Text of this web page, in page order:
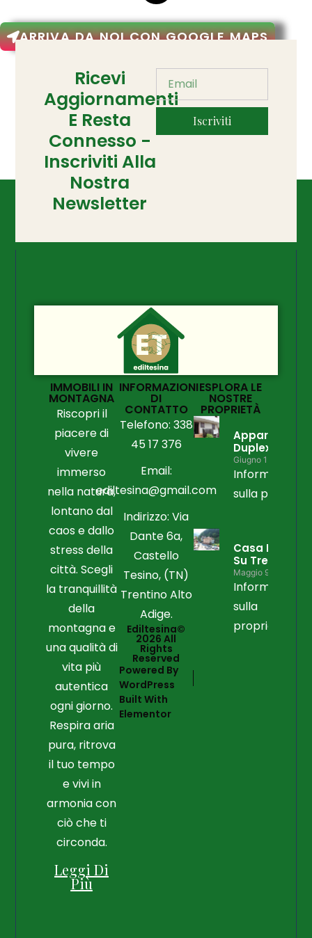
ARRIVA DA NOI CON GOOGLE MAPS
Ricevi
Aggiornamenti
E Resta
Connesso -
Inscriviti Alla
Nostra
Newsletter
Iscriviti
IMMOBILI IN
MONTAGNA
Riscopri il
piacere di
vivere
immerso
nella natura,
lontano dal
caos e dallo
stress della
città. Scegli
la tranquillità
della
montagna e
una qualità di
vita più
autentica
ogni giorno.
Respira aria
pura, ritrova
il tuo tempo
e vivi in
armonia con
ciò che ti
circonda.
Leggi Di
Più
INFORMAZIONI
DI
CONTATTO
Telefono: 338
45 17 376
Email:
ediltesina@gmail.com
Indirizzo: Via
Dante 6a,
Castello
Tesino, (TN)
Trentino Alto
Adige.
Ediltesina©
2026 All
Rights
Reserved
Powered By
WordPress
Built With
Elementor
ESPLORA LE
NOSTRE
PROPRIETÀ
Duplex
Giugno 15, 2026
Informazioni
sulla
Casa Libera
Su Tre Lati
Maggio 9, 2026
Informazioni
sulla
proprietà